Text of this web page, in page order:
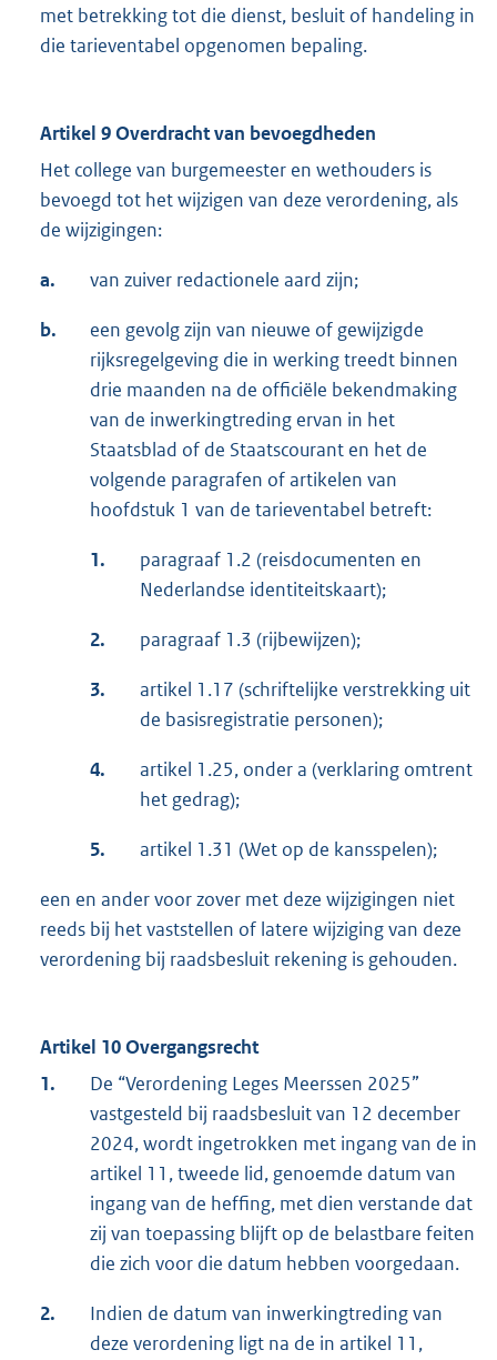
met betrekking tot die dienst, besluit of handeling in
die tarieventabel opgenomen bepaling.
Artikel 9 Overdracht van bevoegdheden
Het college van burgemeester en wethouders is
bevoegd tot het wijzigen van deze verordening, als
de wijzigingen:
a. van zuiver redactionele aard zijn;
b.
een gevolg zijn van nieuwe of gewijzigde
rijksregelgeving die in werking treedt binnen
drie maanden na de officiële bekendmaking
van de inwerkingtreding ervan in het
Staatsblad of de Staatscourant en het de
volgende paragrafen of artikelen van
hoofdstuk 1 van de tarieventabel betreft:
1.
paragraaf 1.2 (reisdocumenten en
Nederlandse identiteitskaart);
2. paragraaf 1.3 (rijbewijzen);
3.
artikel 1.17 (schriftelijke verstrekking uit
de basisregistratie personen);
4.
artikel 1.25, onder a (verklaring omtrent
het gedrag);
5. artikel 1.31 (Wet op de kansspelen);
een en ander voor zover met deze wijzigingen niet
reeds bij het vaststellen of latere wijziging van deze
verordening bij raadsbesluit rekening is gehouden.
Artikel 10 Overgangsrecht
1.
De “Verordening Leges Meerssen 2025”
vastgesteld bij raadsbesluit van 12 december
2024, wordt ingetrokken met ingang van de in
artikel 11, tweede lid, genoemde datum van
ingang van de heffing, met dien verstande dat
zij van toepassing blijft op de belastbare feiten
die zich voor die datum hebben voorgedaan.
2.
Indien de datum van inwerkingtreding van
deze verordening ligt na de in artikel 11,